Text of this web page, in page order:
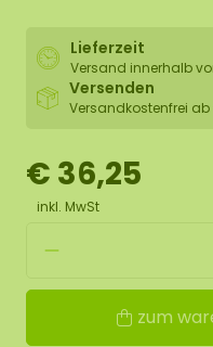
Lieferzeit
Versand innerhalb
Versenden
Versandkostenfrei
€ 36,25
inkl. MwSt
zum